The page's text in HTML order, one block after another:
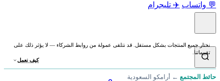
💬 واتساب ✈️ تليجرام
نختار جميع المنتجات بشكل مستقل. قد نتلقى عمولة من روابط الشركاء — لا يؤثر ذلك على
تقييماتنا.
كيف نعمل
حائط المجتمع ← أرامكو السعودية